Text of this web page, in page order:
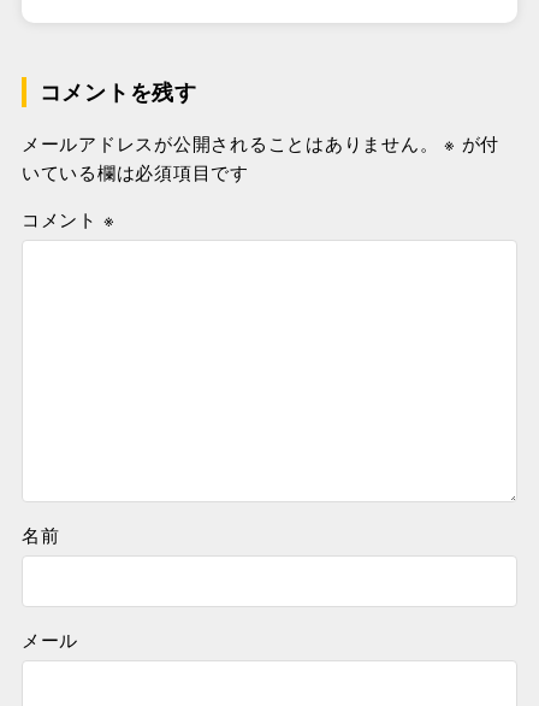
コメントを残す
メールアドレスが公開されることはありません。 ※ が付
いている欄は必須項目です
コメント ※
名前
メール